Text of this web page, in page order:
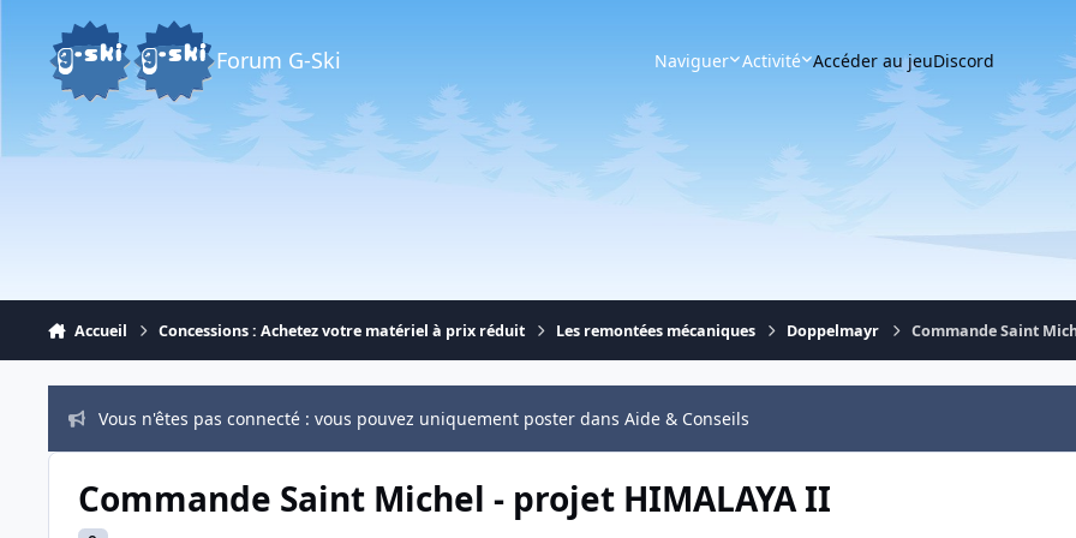
Forum G-Ski Naviguer Activité Accéder au jeuDiscord
Accueil Concessions : Achetez votre matériel à prix réduit Les remontées mécaniques Doppelmayr Commande Saint
Vous n'êtes pas connecté : vous pouvez uniquement poster dans Aide & Conseils
Commande Saint Michel - projet HIMALAYA II